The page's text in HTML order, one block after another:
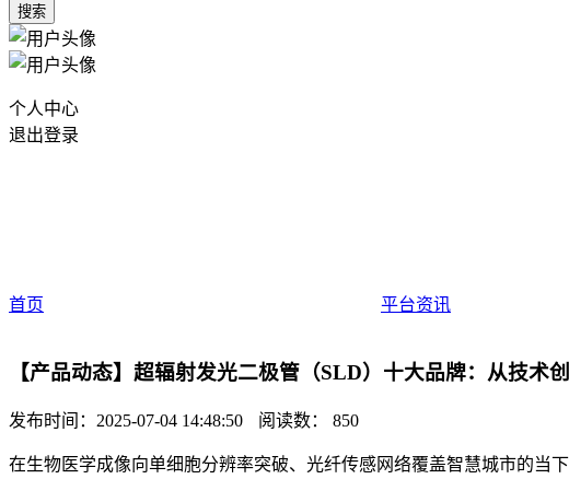
搜索
个人中心
退出登录
首页 平台资讯
【产品动态】超辐射发光二极管（SLD）十大品牌：从技术
发布时间：2025-07-04 14:48:50 阅读数： 850
在生物医学成像向单细胞分辨率突破、光纤传感网络覆盖智慧城市的当下